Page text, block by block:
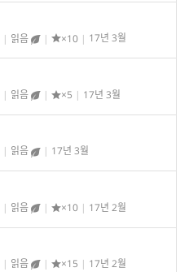
| 읽음 | ×10 | 17년 3월
| 읽음 | ×5 | 17년 3월
| 읽음 | 17년 3월
| 읽음 | ×10 | 17년 2월
| 읽음 | ×15 | 17년 2월